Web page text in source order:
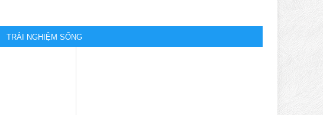
TRẢI NGHIỆM SỐNG